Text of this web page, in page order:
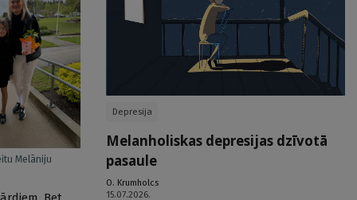
Melāniju
Depresija
Melanholiskas depresijas dzīvotā
pasaule
O. Krumholcs
15.07.2026.